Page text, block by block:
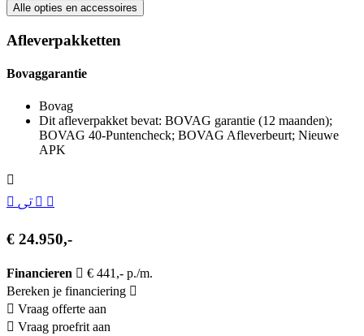
Alle opties en accessoires
Afleverpakketten
Bovaggarantie
Bovag
Dit afleverpakket bevat: BOVAG garantie (12 maanden);
BOVAG 40-Puntencheck; BOVAG Afleverbeurt; Nieuwe
APK
€ 24.950,-
Financieren
€ 441,- p./m.
Bereken je financiering
Vraag offerte aan
Vraag proefrit aan